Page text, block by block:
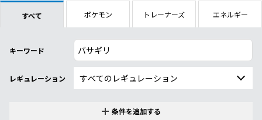
すべて ポケモン トレーナーズ エネルギー
キーワード
レギュレーション
条件を追加する